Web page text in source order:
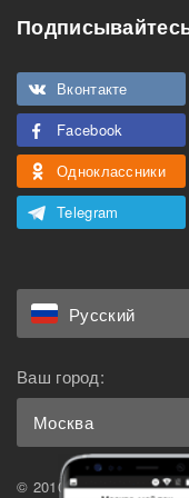
Можно курить
Можно с
Вконтакте
Facebook
Одноклассники
Telegram
Русский
Ваш город:
Москва
© 2010-2026 The